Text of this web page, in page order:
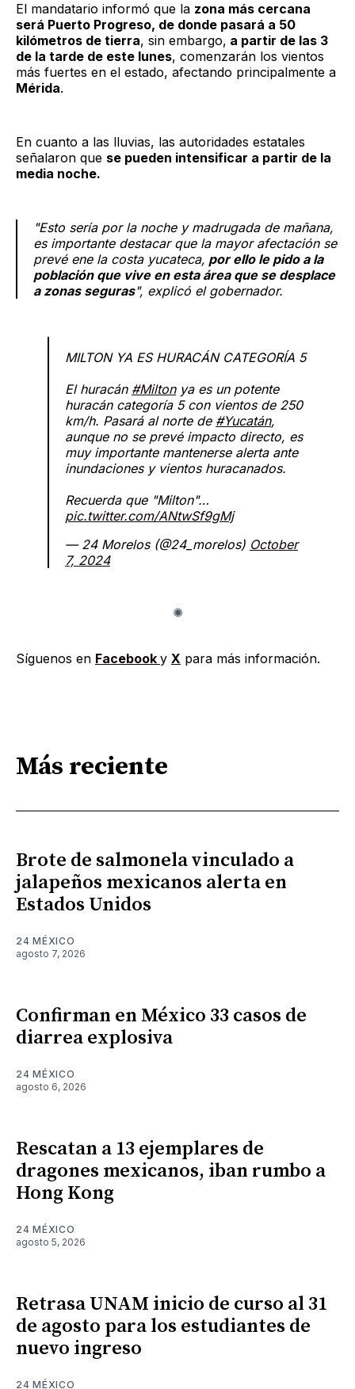
El mandatario informó que la zona más cercana
será Puerto Progreso, de donde pasará a 50
kilómetros de tierra, sin embargo, a partir de las 3
de la tarde de este lunes, comenzarán los vientos
más fuertes en el estado, afectando principalmente a
Mérida.
En cuanto a las lluvias, las autoridades estatales
señalaron que se pueden intensificar a partir de la
media noche.
"Esto sería por la noche y madrugada de mañana,
es importante destacar que la mayor afectación se
prevé ene la costa yucateca, por ello le pido a la
población que vive en esta área que se desplace
a zonas seguras", explicó el gobernador.
MILTON YA ES HURACÁN CATEGORÍA 5
El huracán #Miltonya es un potente
huracán categoría 5 con vientos de 250
km/h. Pasará al norte de #Yucatán,
aunque no se prevé impacto directo, es
muy importante mantenerse alerta ante
inundaciones y vientos huracanados.
Recuerda que "Milton"…
pic.twitter.com/ANtwSf9gMj
— 24 Morelos (@24_morelos) October
7, 2024
Síguenos en Facebook y X para más información.
Más reciente
Brote de salmonela vinculado a
jalapeños mexicanos alerta en
Estados Unidos
24 MÉXICO
agosto 7, 2026
Confirman en México 33 casos de
diarrea explosiva
24 MÉXICO
agosto 6, 2026
Rescatan a 13 ejemplares de
dragones mexicanos, iban rumbo a
Hong Kong
24 MÉXICO
agosto 5, 2026
Retrasa UNAM inicio de curso al 31
de agosto para los estudiantes de
nuevo ingreso
24 MÉXICO